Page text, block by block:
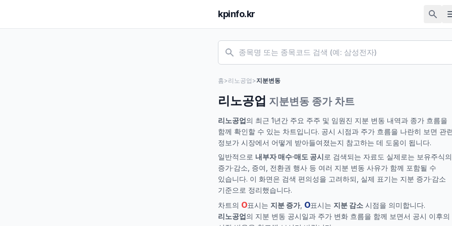
kpinfo.kr
홈>리노공업 >지분변동
리노공업 지분변동 종가 차트
리노공업의 최근 1년간 주요 주주 및 임원진 지분 변동 내역과 종가 흐름을
함께 확인할 수 있는 차트입니다. 공시 시점과 주가 흐름을 나란히 보면 관
정보가 시장에서 어떻게 받아들여졌는지 참고하는 데 도움이 됩니다.
일반적으로 내부자 매수·매도 공시로 검색되는 자료도 실제로는 보유주식의
증가·감소, 증여, 전환권 행사 등 여러 지분 변동 사유가 함께 포함될 수
있습니다. 이 화면은 검색 편의성을 고려하되, 실제 표기는 지분 증가·감소
기준으로 정리했습니다.
차트의 O표시는 지분 증가, O표시는 지분 감소 시점을 의미합니다.
리노공업의 지분 변동 공시일과 주가 변화 흐름을 함께 보면서 공시 이후의